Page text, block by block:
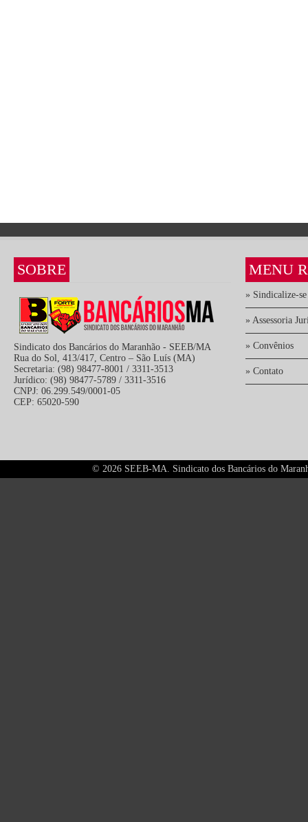
SOBRE
Sindicato dos Bancários do Maranhão - SEEB/MA
Rua do Sol, 413/417, Centro – São Luís (MA)
Secretaria: (98) 98477-8001 / 3311-3513
Jurídico: (98) 98477-5789 / 3311-3516
CNPJ: 06.299.549/0001-05
CEP: 65020-590
MENU
» Sindicalize-se
» Assessoria
» Convênios
» Contato
© 2026 SEEB-MA. Sindicato dos Bancários do